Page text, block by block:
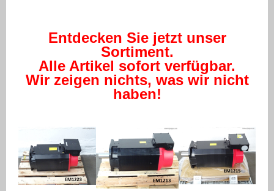
Entdecken Sie jetzt unser
Sortiment.
Alle Artikel sofort verfügbar.
Wir zeigen nichts, was wir nicht
haben!